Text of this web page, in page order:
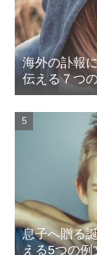
海外の訃報
伝える７つ
息子へ贈る
える5つの例